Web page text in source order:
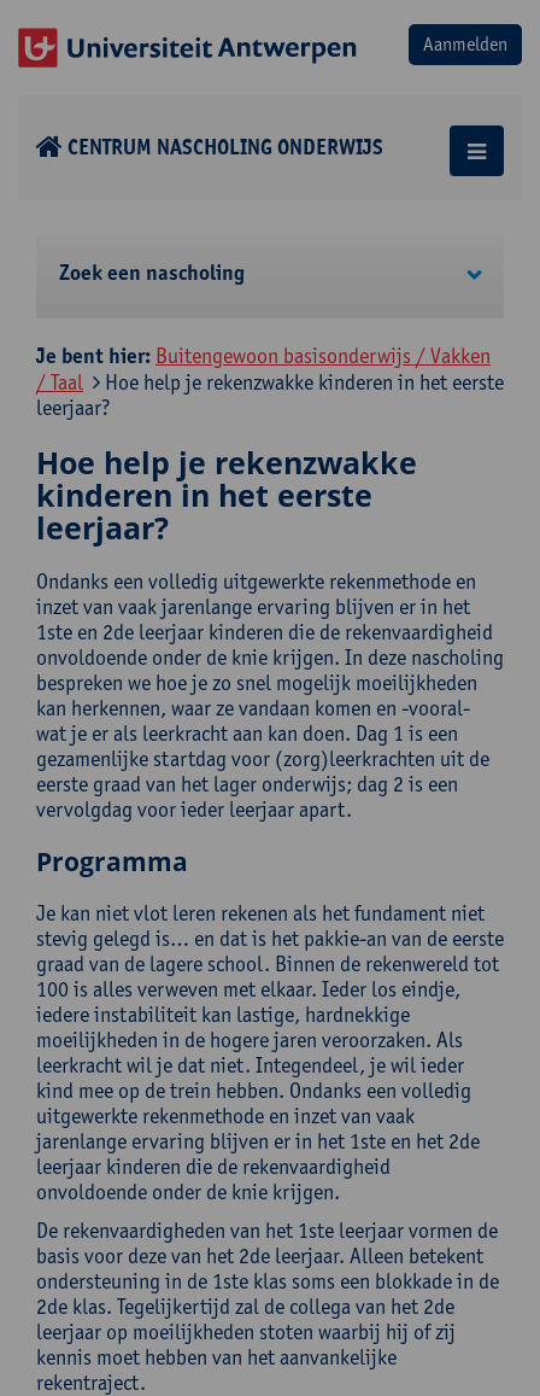
CENTRUM NASCHOLING ONDERWIJS
Zoek een nascholing
Je bent hier: Buitengewoon basisonderwijs / Vakken
/ Taal
Hoe help je rekenzwakke kinderen in het eerste
leerjaar?
Hoe help je rekenzwakke
kinderen in het eerste
leerjaar?
Ondanks een volledig uitgewerkte rekenmethode en
inzet van vaak jarenlange ervaring blijven er in het
1ste en 2de leerjaar kinderen die de rekenvaardigheid
onvoldoende onder de knie krijgen. In deze nascholing
bespreken we hoe je zo snel mogelijk moeilijkheden
kan herkennen, waar ze vandaan komen en -vooral-
wat je er als leerkracht aan kan doen. Dag 1 is een
gezamenlijke startdag voor (zorg)leerkrachten uit de
eerste graad van het lager onderwijs; dag 2 is een
vervolgdag voor ieder leerjaar apart.
Programma
Je kan niet vlot leren rekenen als het fundament niet
stevig gelegd is… en dat is het pakkie-an van de eerste
graad van de lagere school. Binnen de rekenwereld tot
100 is alles verweven met elkaar. Ieder los eindje,
iedere instabiliteit kan lastige, hardnekkige
moeilijkheden in de hogere jaren veroorzaken. Als
leerkracht wil je dat niet. Integendeel, je wil ieder
kind mee op de trein hebben. Ondanks een volledig
uitgewerkte rekenmethode en inzet van vaak
jarenlange ervaring blijven er in het 1ste en het 2de
leerjaar kinderen die de rekenvaardigheid
onvoldoende onder de knie krijgen.
De rekenvaardigheden van het 1ste leerjaar vormen de
basis voor deze van het 2de leerjaar. Alleen betekent
ondersteuning in de 1ste klas soms een blokkade in de
2de klas. Tegelijkertijd zal de collega van het 2de
leerjaar op moeilijkheden stoten waarbij hij of zij
kennis moet hebben van het aanvankelijke
rekentraject.